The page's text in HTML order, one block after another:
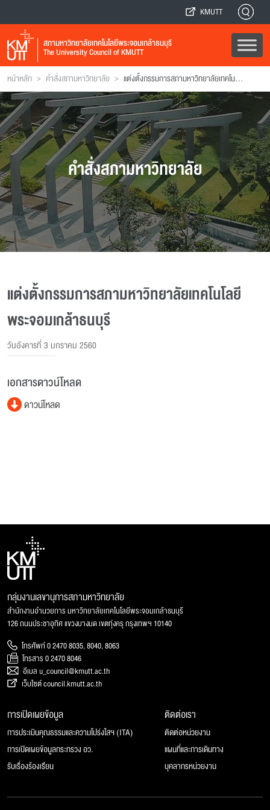
KMUTT
สภามหาวิทยาลัยเทคโนโลยีพระจอมเกล้าธนบุรี
The University Council of KMUTT
หน้าหลัก > คำสั่งสภามหาวิทยาลัย > แต่งตั้งกรรมการสภามหาวิทยาลัยเทคโนโลยีพระจอมเกล้าธนบุรี
คำสั่งสภามหาวิทยาลัย
แต่งตั้งกรรมการสภามหาวิทยาลัยเทคโนโลยี
พระจอมเกล้าธนบุรี
วันอังคารที่ 3 มกราคม 2560
เอกสารดาวน์โหลด
ดาวน์โหลด
กลุ่มงานเลขานุการสภามหาวิทยาลัย
สำนักงานอำนวยการ มหาวิทยาลัยเทคโนโลยีพระจอมเกล้าธนบุรี
126 ถนนประชาอุทิศ แขวงบางมด เขตทุ่งครุ กรุงเทพฯ 10140
โทรศัพท์ 0 2470 8035, 8040, 8063
โทรสาร 0 2470 8046
อีเมล u_council@kmutt.ac.th
เว็บไซต์ council.kmutt.ac.th
การเปิดเผยข้อมูล
การประเมินคุณธรรมและความโปร่งใสฯ (ITA)
การเปิดเผยข้อมูลกระทรวง อว.
รับเรื่องร้องเรียน
ติดต่อเรา
ติดต่อหน่วยงาน
แผนที่และการเดินทาง
บุคลากรหน่วยงาน